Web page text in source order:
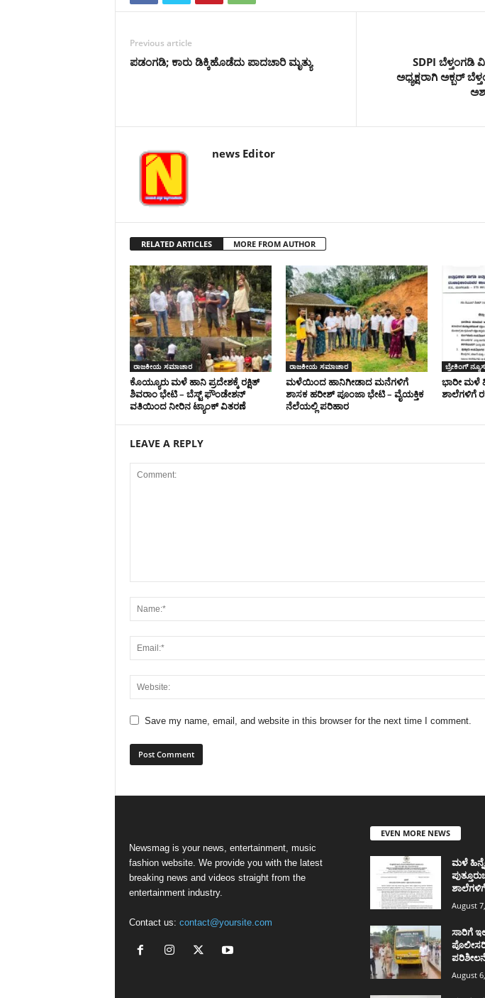
Previous article
ಪಡಂಗಡಿ; ಕಾರು ಡಿಕ್ಕಿಹೊಡೆದು ಪಾದಚಾರಿ ಮೃತ್ಯು
SDPI ಬೆಳ್ತಂಗಡಿ
ಅಧ್ಯಕ್ಷರಾಗಿ ಅಕ್ಬರ್
news Editor
RELATED ARTICLES MORE FROM AUTHOR
ರಾಜಕೀಯ ಸಮಾಚಾರ
ಕೊಯ್ಯೂರು ಮಳೆ ಹಾನಿ ಪ್ರದೇಶಕ್ಕೆ ರಕ್ಷಿತ್
ಶಿವರಾಂ ಭೇಟಿ – ಬೆಸ್ಟ್ ಫೌಂಡೇಶನ್
ವತಿಯಿಂದ ನೀರಿನ ಟ್ಯಾಂಕ್ ವಿತರಣೆ
ರಾಜಕೀಯ ಸಮಾಚಾರ
ಮಳೆಯಿಂದ ಹಾನಿಗೀಡಾದ ಮನೆಗಳಿಗೆ
ಶಾಸಕ ಹರೀಶ್ ಪೂಂಜಾ ಭೇಟಿ – ವೈಯಕ್ತಿಕ
ನೆಲೆಯಲ್ಲಿ ಪರಿಹಾರ
ಬ್ರೇಕಿಂಗ್‌
ಭಾರೀ ಮಳೆ
ಶಾಲೆಗಳಿಗೆ
LEAVE A REPLY
Save my name, email, and website in this browser for the next time I comment.
Newsmag is your news, entertainment, music
fashion website. We provide you with the latest
breaking news and videos straight from the
entertainment industry.
Contact us: contact@yoursite.com
EVEN MORE NEWS
ಮಳೆ
August
ಸಾರಿಗೆ
August